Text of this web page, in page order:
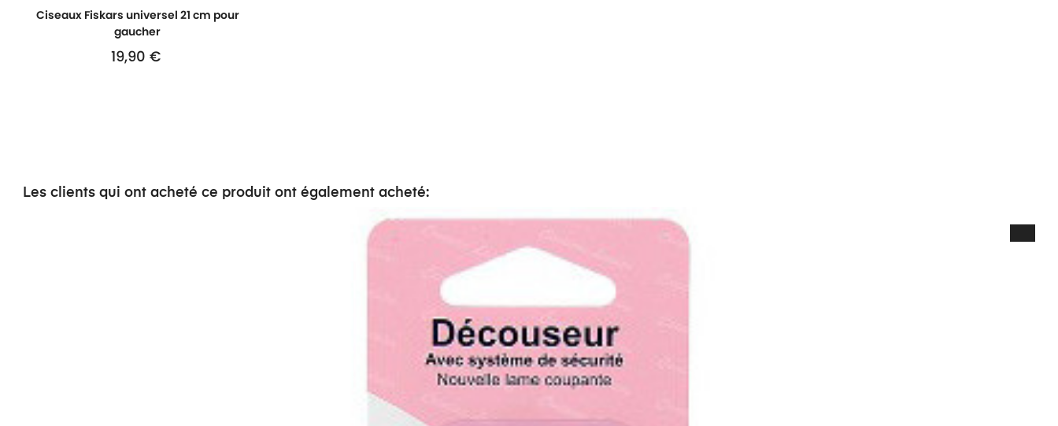
Ciseaux Fiskars universel 21 cm pour
gaucher
Prix
19,90 €
Les clients qui ont acheté ce produit ont également acheté: